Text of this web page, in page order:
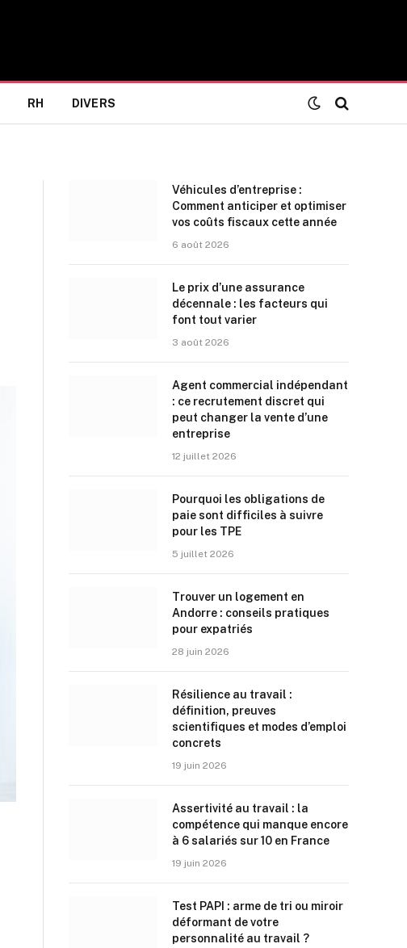
RH DIVERS
Véhicules d’entreprise :
Comment anticiper et optimiser
vos coûts fiscaux cette année
6 août 2026
Le prix d’une assurance
décennale : les facteurs qui
font tout varier
3 août 2026
Agent commercial indépendant
: ce recrutement discret qui
peut changer la vente d’une
entreprise
12 juillet 2026
Pourquoi les obligations de
paie sont difficiles à suivre
pour les TPE
5 juillet 2026
Trouver un logement en
Andorre : conseils pratiques
pour expatriés
28 juin 2026
Résilience au travail :
définition, preuves
scientifiques et modes d’emploi
concrets
19 juin 2026
Assertivité au travail : la
compétence qui manque encore
à 6 salariés sur 10 en France
19 juin 2026
Test PAPI : arme de tri ou miroir
déformant de votre
personnalité au travail ?